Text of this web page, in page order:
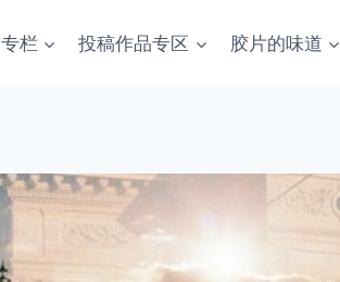
专栏 投稿作品专区 胶片的味道